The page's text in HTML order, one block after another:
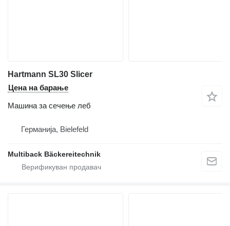
Hartmann SL30 Slicer
Цена на барање
Машина за сечење леб
Германија, Bielefeld
Multiback Bäckereitechnik